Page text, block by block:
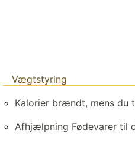
Vægtstyring
Kalorier brændt, mens du
Afhjælpning Fødevarer til